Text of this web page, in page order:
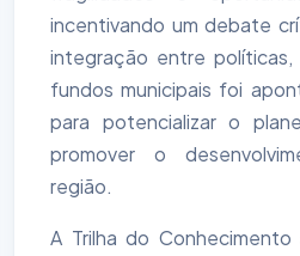
incentivando um debate
integração entre políticas,
fundos municipais foi
para potencializar o
promover o
região.
A Trilha do